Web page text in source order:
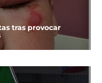
tras provocar